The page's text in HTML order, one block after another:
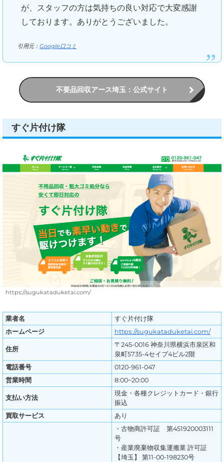
が、スタッフの方は気持ちの良い対応で大変感謝
しております。ありがとうございました。
引用元： Google口コミ
不要品回収アース埼玉：公式サイト
すぐ片付け隊
https://sugukataduketai.com/
業者名
すぐ片付け隊
ホームページ
https://sugukataduketai.com/
住所
〒245-0016 神奈川県横浜市泉区和
泉町5735-4セイブ4ビル2階
電話番号
0120-961-047
営業時間
8:00~20:00
支払い方法
現金・各種クレジットカード・銀行
振込
買取サービス
あり
・古物商許可証 第451920003111
号
・産業廃棄物収集運搬業 許可証
【埼玉】 第11-00-198230号